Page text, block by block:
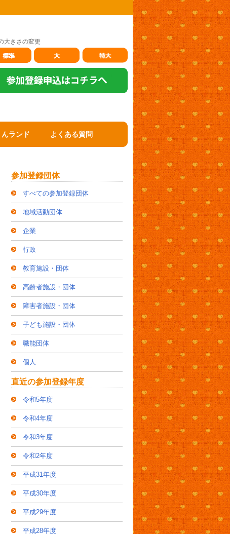
大きさの変更
ランド よくある質問
参加登録団体
すべての参加登録団体
地域活動団体
企業
行政
教育施設・団体
高齢者施設・団体
障害者施設・団体
子ども施設・団体
職能団体
個人
直近の参加登録年度
令和5年度
令和4年度
令和3年度
令和2年度
平成31年度
平成30年度
平成29年度
平成28年度